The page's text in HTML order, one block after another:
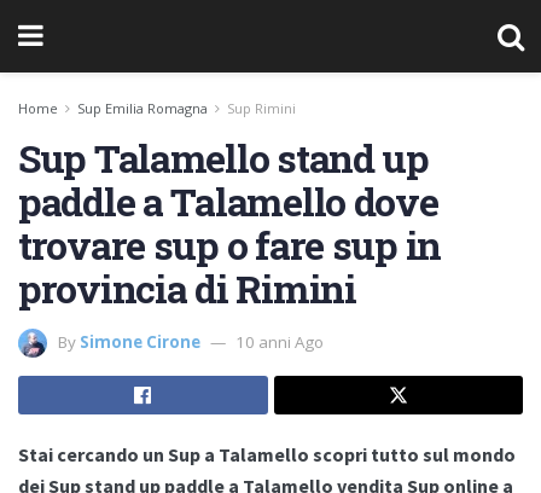
Home Sup Emilia Romagna Sup Rimini
Sup Talamello stand up
paddle a Talamello dove
trovare sup o fare sup in
provincia di Rimini
By Simone Cirone 10 anni Ago
Stai cercando un Sup a Talamello scopri tutto sul mondo
dei Sup stand up paddle a Talamello vendita Sup online a